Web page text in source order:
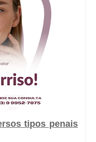
tipos penais